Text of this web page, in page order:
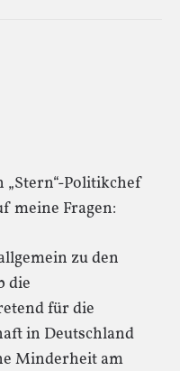
Politikchef
meine Fragen:
zu den
die
für die
in Deutschland
Minderheit am